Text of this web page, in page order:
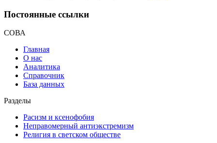
Постоянные ссылки
СОВА
Главная
О нас
Аналитика
Справочник
База данных
Разделы
Расизм и ксенофобия
Неправомерный антиэкстремизм
Религия в светском обществе